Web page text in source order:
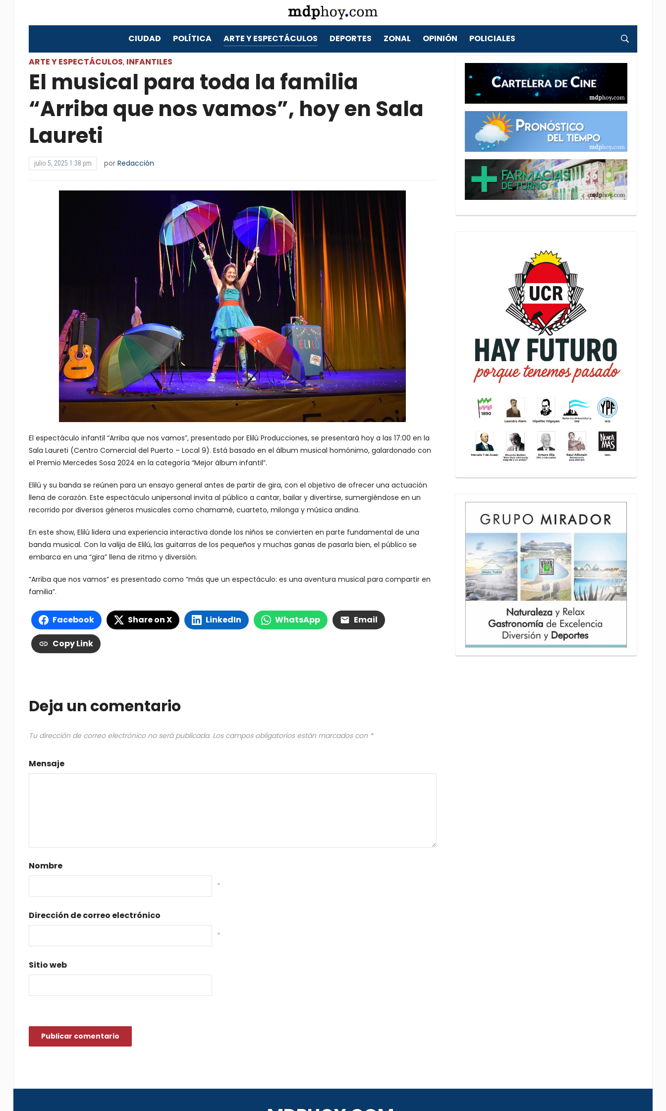
CIUDAD POLÍTICA ARTE Y ESPECTÁCULOS DEPORTES ZONAL OPINIÓN POLICIALES
ARTE Y ESPECTÁCULOS, INFANTILES
El musical para toda la familia
“Arriba que nos vamos”, hoy en Sala
Laureti
julio 5, 2025 1:38 pm por Redacción
El espectáculo infantil “Arriba que nos vamos”, presentado por Elilú Producciones, se presentará hoy a las 17:00 en la
Sala Laureti (Centro Comercial del Puerto – Local 9). Está basado en el álbum musical homónimo, galardonado con
el Premio Mercedes Sosa 2024 en la categoría “Mejor álbum infantil”.
Elilú y su banda se reúnen para un ensayo general antes de partir de gira, con el objetivo de ofrecer una actuación
llena de corazón. Este espectáculo unipersonal invita al público a cantar, bailar y divertirse, sumergiéndose en un
recorrido por diversos géneros musicales como chamamé, cuarteto, milonga y música andina.
En este show, Elilú lidera una experiencia interactiva donde los niños se convierten en parte fundamental de una
banda musical. Con la valija de Elilú, las guitarras de los pequeños y muchas ganas de pasarla bien, el público se
embarca en una “gira” llena de ritmo y diversión.
“Arriba que nos vamos” es presentado como “más que un espectáculo: es una aventura musical para compartir en
familia”.
Facebook Share on X LinkedIn WhatsApp Email
Copy Link
Deja un comentario
Tu dirección de correo electrónico no será publicada. Los campos obligatorios están marcados con *
Mensaje
Nombre
*
Dirección de correo electrónico
*
Sitio web